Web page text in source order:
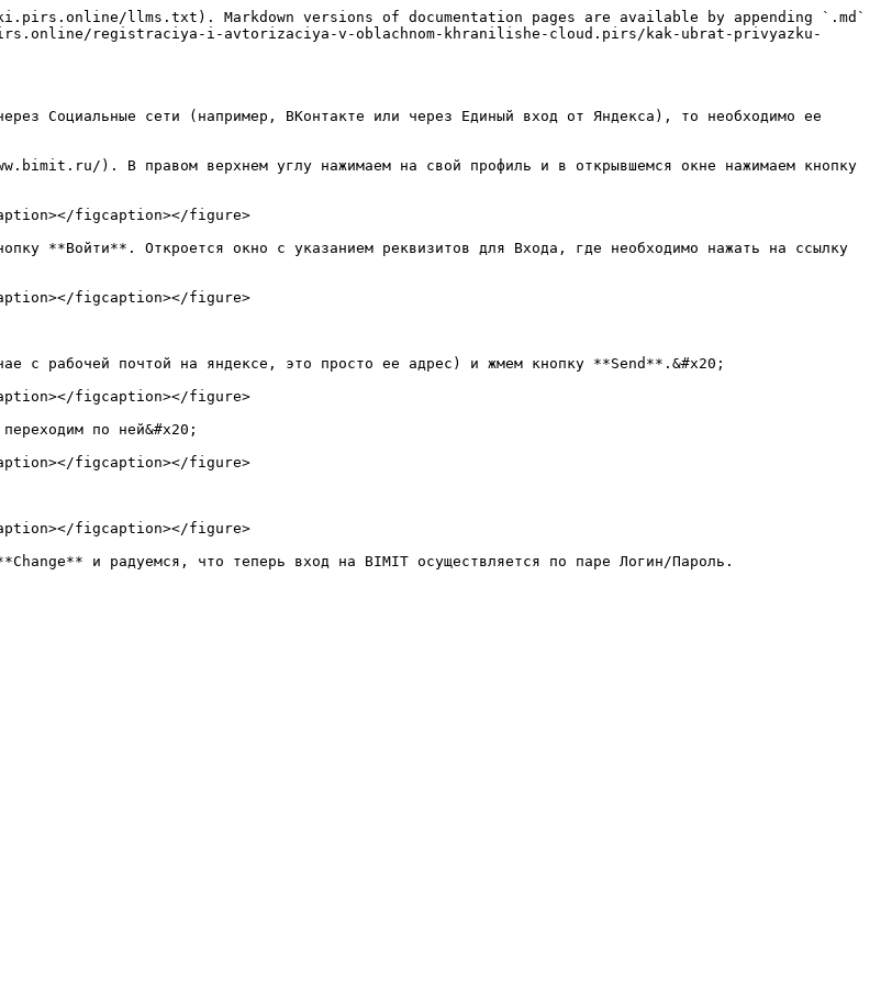
llms.txt). Markdown versions of documentation pages are available by appending `.md`
registraciya-i-avtorizaciya-v-oblachnom-khranilishe-cloud.pirs/kak-ubrat-privyazku-
Социальные сети (например, ВКонтакте или через Единый вход от Яндекса), то необходимо ее
). В правом верхнем углу нажимаем на свой профиль и в открывшемся окне нажимаем кнопку
figcaption></figure>
**Войти**. Откроется окно с указанием реквизитов для Входа, где необходимо нажать на ссылку
figcaption></figure>
с рабочей почтой на яндексе, это просто ее адрес) и жмем кнопку **Send**.&#x20;
figcaption></figure>
по ней&#x20;
figcaption></figure>
figcaption></figure>